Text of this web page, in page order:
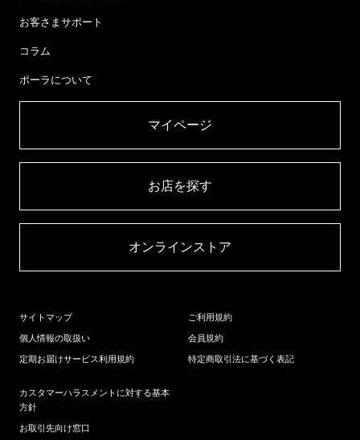
お客さまサポート
コラム
ポーラについて
マイページ​
お店を探す​
オンラインストア​
サイトマップ
個人情報の取扱い
定期お届けサービス利用規約
ご利用規約
会員規約
特定商取引法に基づく表記
カスタマーハラスメントに対する基本
方針
お取引先向け窓口